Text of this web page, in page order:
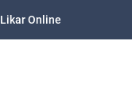
Likar Online